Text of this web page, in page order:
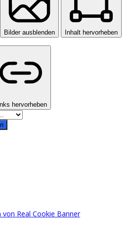
Bilder ausblenden Inhalt hervorheben
hervorheben
Real Cookie Banner